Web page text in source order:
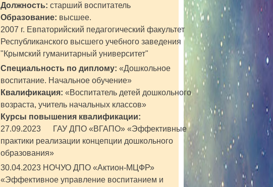
Должность: старший воспитатель
Образование: высшее.
2007 г. Евпаторийский педагогический факультет
Республиканского высшего учебного заведения
"Крымский гуманитарный университет"
Специальность по диплому: «Дошкольное
воспитание. Начальное обучение»
Квалификация: «Воспитатель детей дошкольного
возраста, учитель начальных классов»
Курсы повышения квалификации:
27.09.2023 ГАУ ДПО «ВГАПО» «Эффективные
практики реализации концепции дошкольного
образования»
30.04.2023 НОЧУО ДПО «Актион-МЦФР»
«Эффективное управление воспитанием и